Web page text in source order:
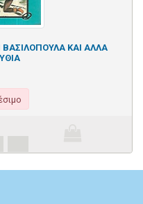
ΚΑΙ ΑΛΛΑ